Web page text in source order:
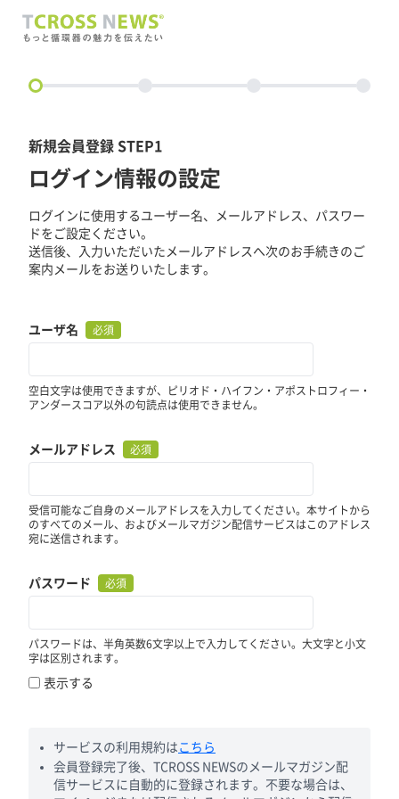
circle
新規会員登録 STEP1
ログイン情報の設定
ログインに使用するユーザー名、メールアドレス、パスワー
ドをご設定ください。
送信後、入力いただいたメールアドレスへ次のお手続きのご
案内メールをお送りいたします。
ユーザ名 必須
空白文字は使用できますが、ピリオド・ハイフン・アポストロフィー・
アンダースコア以外の句読点は使用できません。
メールアドレス 必須
受信可能なご自身のメールアドレスを入力してください。本サイトから
のすべてのメール、およびメールマガジン配信サービスはこのアドレス
宛に送信されます。
パスワード 必須
パスワードは、半角英数6文字以上で入力してください。大文字と小文
字は区別されます。
表示する
サービスの利用規約は こちら
会員登録完了後、TCROSS NEWSのメールマガジン配
信サービスに自動的に登録されます。不要な場合は、